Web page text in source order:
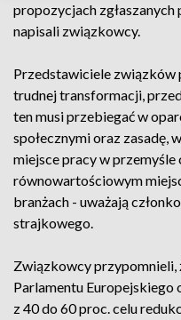
propozycjach
napisali związkowcy.
Przedstawiciele związków
trudnej transformacji,
ten musi przebiegać w
społecznymi oraz zasadę,
miejsce pracy w
równowartościowym
branżach - uważają
strajkowego.
Związkowcy przypomnieli,
Parlamentu Europejskiego
z 40 do 60 proc. celu